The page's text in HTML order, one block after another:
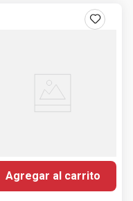
Agregar al carrito